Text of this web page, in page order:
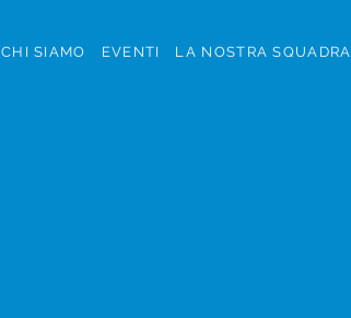
CHI SIAMO EVENTI LA NOSTRA SQUADRA